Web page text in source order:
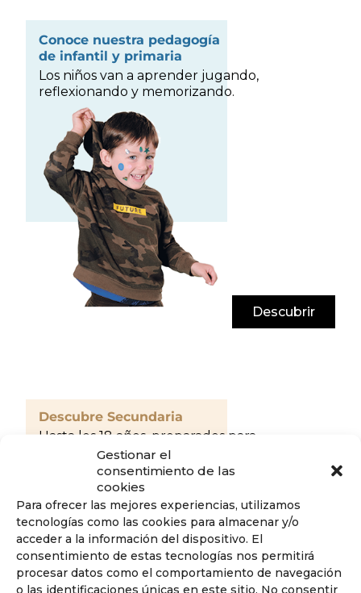
Gestionar el
consentimiento de las
cookies
Para ofrecer las mejores experiencias, utilizamos
tecnologías como las cookies para almacenar y/o
acceder a la información del dispositivo. El
consentimiento de estas tecnologías nos permitirá
procesar datos como el comportamiento de navegación
o las identificaciones únicas en este sitio. No consentir
Conoce nuestra pedagogía
de infantil y primaria
Los niños van a aprender jugando,
reflexionando y memorizando.
Descubrir
Descubre Secundaria
Hasta los 18 años, preparados para
obtener el Baccalauréat.